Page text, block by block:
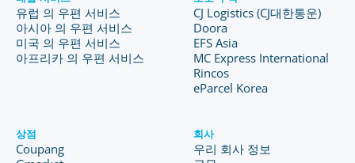
유럽 의 우편 서비스
아시아 의 우편 서비스
미국 의 우편 서비스
아프리카 의 우편 서비스
CJ Logistics (CJ대한통운)
Doora
EFS Asia
MC Express International
Rincos
eParcel Korea
상점
Coupang
회사
우리 회사 정보